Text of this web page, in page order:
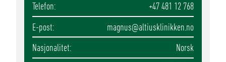
Telefon
+47 481 12 768
E-post
magnus@altiusklinikken.no
Nasjonalitet
Norsk